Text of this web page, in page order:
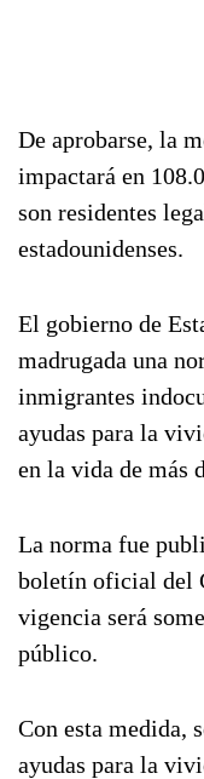
De aprobarse, la
impactará en
son residentes
estadounidenses.
El gobierno de
madrugada una
inmigrantes
ayudas para la
en la vida de más
La norma fue
boletín oficial del
vigencia será
público.
Con esta medida,
ayudas para la